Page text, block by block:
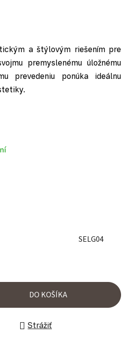
a štýlovým riešením pre
premyslenému úložnému
prevedeniu ponúka ideálnu
SELG04
DO KOŠÍKA
Strážiť